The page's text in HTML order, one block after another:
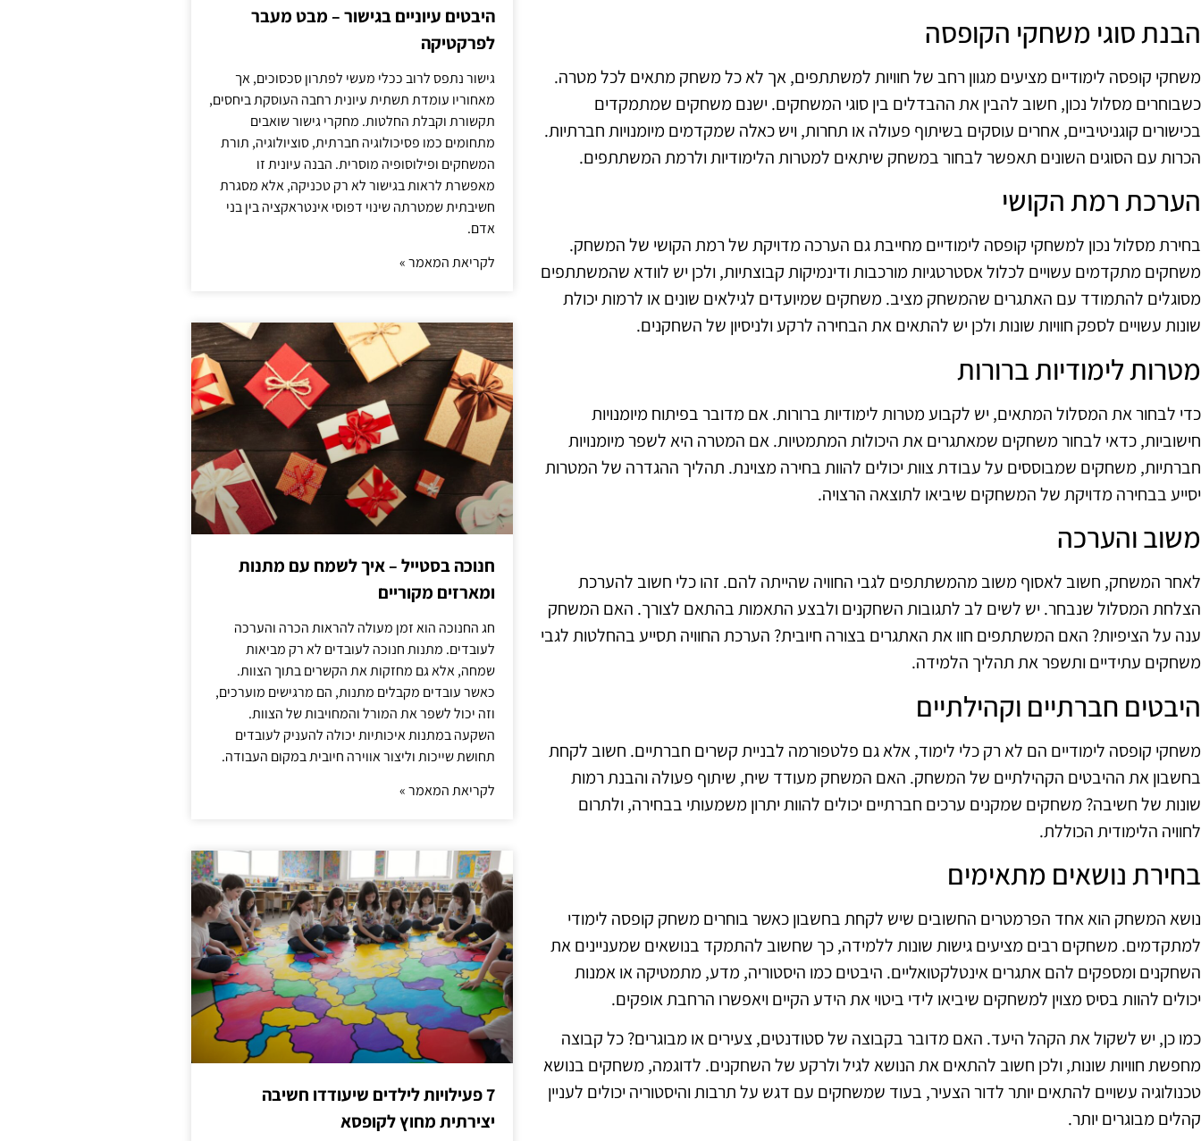
הבנת סוגי משחקי הקופסה
משחקי קופסה לימודיים מציעים מגוון רחב של חוויות למשתתפים, אך לא כל משחק מתאים לכל מטרה.
כשבוחרים מסלול נכון, חשוב להבין את ההבדלים בין סוגי המשחקים. ישנם משחקים שמתמקדים
בכישורים קוגניטיביים, אחרים עוסקים בשיתוף פעולה או תחרות, ויש כאלה שמקדמים מיומנויות חברתיות.
הכרות עם הסוגים השונים תאפשר לבחור במשחק שיתאים למטרות הלימודיות ולרמת המשתתפים.
הערכת רמת הקושי
בחירת מסלול נכון למשחקי קופסה לימודיים מחייבת גם הערכה מדויקת של רמת הקושי של המשחק.
משחקים מתקדמים עשויים לכלול אסטרטגיות מורכבות ודינמיקות קבוצתיות, ולכן יש לוודא שהמשתתפים
מסוגלים להתמודד עם האתגרים שהמשחק מציב. משחקים שמיועדים לגילאים שונים או לרמות יכולת
שונות עשויים לספק חוויות שונות ולכן יש להתאים את הבחירה לרקע ולניסיון של השחקנים.
מטרות לימודיות ברורות
כדי לבחור את המסלול המתאים, יש לקבוע מטרות לימודיות ברורות. אם מדובר בפיתוח מיומנויות
חישוביות, כדאי לבחור משחקים שמאתגרים את היכולות המתמטיות. אם המטרה היא לשפר מיומנויות
חברתיות, משחקים שמבוססים על עבודת צוות יכולים להוות בחירה מצוינת. תהליך ההגדרה של המטרות
יסייע בבחירה מדויקת של המשחקים שיביאו לתוצאה הרצויה.
משוב והערכה
לאחר המשחק, חשוב לאסוף משוב מהמשתתפים לגבי החוויה שהייתה להם. זהו כלי חשוב להערכת
הצלחת המסלול שנבחר. יש לשים לב לתגובות השחקנים ולבצע התאמות בהתאם לצורך. האם המשחק
ענה על הציפיות? האם המשתתפים חוו את האתגרים בצורה חיובית? הערכת החוויה תסייע בהחלטות לגבי
משחקים עתידיים ותשפר את תהליך הלמידה.
היבטים חברתיים וקהילתיים
משחקי קופסה לימודיים הם לא רק כלי לימוד, אלא גם פלטפורמה לבניית קשרים חברתיים. חשוב לקחת
בחשבון את ההיבטים הקהילתיים של המשחק. האם המשחק מעודד שיח, שיתוף פעולה והבנת רמות
שונות של חשיבה? משחקים שמקנים ערכים חברתיים יכולים להוות יתרון משמעותי בבחירה, ולתרום
לחוויה הלימודית הכוללת.
בחירת נושאים מתאימים
נושא המשחק הוא אחד הפרמטרים החשובים שיש לקחת בחשבון כאשר בוחרים משחק קופסה לימודי
למתקדמים. משחקים רבים מציעים גישות שונות ללמידה, כך שחשוב להתמקד בנושאים שמעניינים את
השחקנים ומספקים להם אתגרים אינטלקטואליים. היבטים כמו היסטוריה, מדע, מתמטיקה או אמנות
יכולים להוות בסיס מצוין למשחקים שיביאו לידי ביטוי את הידע הקיים ויאפשרו הרחבת אופקים.
כמו כן, יש לשקול את הקהל היעד. האם מדובר בקבוצה של סטודנטים, צעירים או מבוגרים? כל קבוצה
מחפשת חוויות שונות, ולכן חשוב להתאים את הנושא לגיל ולרקע של השחקנים. לדוגמה, משחקים בנושא
טכנולוגיה עשויים להתאים יותר לדור הצעיר, בעוד שמשחקים עם דגש על תרבות והיסטוריה יכולים לעניין
קהלים מבוגרים יותר.
היבטים עיוניים בגישור – מבט מעבר
לפרקטיקה
גישור נתפס לרוב ככלי מעשי לפתרון סכסוכים, אך
מאחוריו עומדת תשתית עיונית רחבה העוסקת ביחסים,
תקשורת וקבלת החלטות. מחקרי גישור שואבים
מתחומים כמו פסיכולוגיה חברתית, סוציולוגיה, תורת
המשחקים ופילוסופיה מוסרית. הבנה עיונית זו
מאפשרת לראות בגישור לא רק טכניקה, אלא מסגרת
חשיבתית שמטרתה שינוי דפוסי אינטראקציה בין בני
אדם.
לקריאת המאמר »
חנוכה בסטייל – איך לשמח עם מתנות
ומארזים מקוריים
חג החנוכה הוא זמן מעולה להראות הכרה והערכה
לעובדים. מתנות חנוכה לעובדים לא רק מביאות
שמחה, אלא גם מחזקות את הקשרים בתוך הצוות.
כאשר עובדים מקבלים מתנות, הם מרגישים מוערכים,
וזה יכול לשפר את המורל והמחויבות של הצוות.
השקעה במתנות איכותיות יכולה להעניק לעובדים
תחושת שייכות וליצור אווירה חיובית במקום העבודה.
לקריאת המאמר »
7 פעילויות לילדים שיעודדו חשיבה
יצירתית מחוץ לקופסא